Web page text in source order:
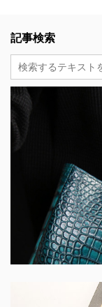
記事検索